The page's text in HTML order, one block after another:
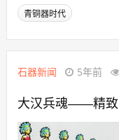
青铜器时代
石器新闻 5年前
大汉兵魂——精致